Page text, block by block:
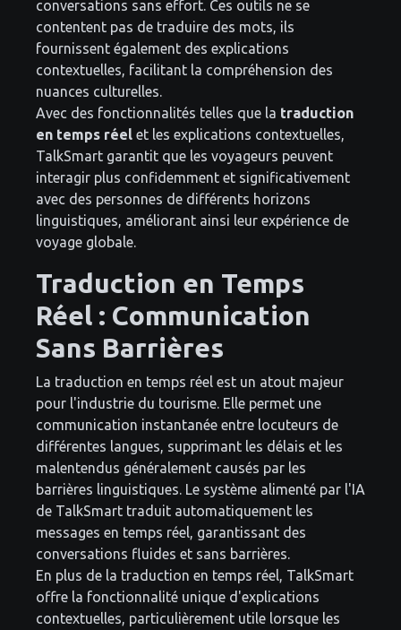
conversations sans effort. Ces outils ne se
contentent pas de traduire des mots, ils
fournissent également des explications
contextuelles, facilitant la compréhension des
nuances culturelles.
Avec des fonctionnalités telles que la traduction
en temps réel et les explications contextuelles,
TalkSmart garantit que les voyageurs peuvent
interagir plus confidemment et significativement
avec des personnes de différents horizons
linguistiques, améliorant ainsi leur expérience de
voyage globale.
Traduction en Temps
Réel : Communication
Sans Barrières
La traduction en temps réel est un atout majeur
pour l'industrie du tourisme. Elle permet une
communication instantanée entre locuteurs de
différentes langues, supprimant les délais et les
malentendus généralement causés par les
barrières linguistiques. Le système alimenté par l'IA
de TalkSmart traduit automatiquement les
messages en temps réel, garantissant des
conversations fluides et sans barrières.
En plus de la traduction en temps réel, TalkSmart
offre la fonctionnalité unique d'explications
contextuelles, particulièrement utile lorsque les